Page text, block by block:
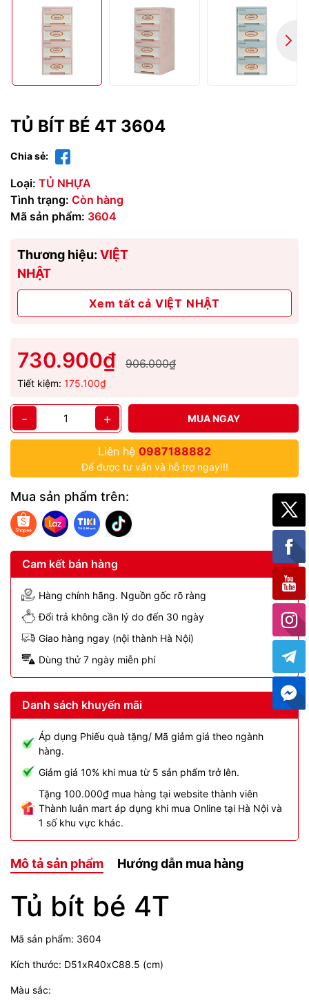
TỦ BÍT BÉ 4T 3604
Chia sẻ:
Loại: TỦ NHỰA
Tình trạng: Còn hàng
Mã sản phẩm: 3604
Thương hiệu: VIỆT
NHẬT
Xem tất cả VIỆT NHẬT
730.900₫ 906.000₫
Tiết kiệm: 175.100₫
- + MUA NGAY
Liên hệ 0987188882
Để được tư vấn và hỗ trợ ngay!!!
Mua sản phẩm trên:
Cam kết bán hàng
Hàng chính hãng. Nguồn gốc rõ ràng
Đổi trả không cần lý do đến 30 ngày
Giao hàng ngay (nội thành Hà Nội)
Dùng thử 7 ngày miễn phí
Danh sách khuyến mãi
Áp dụng Phiếu quà tặng/ Mã giảm giá theo ngành
hàng.
Giảm giá 10% khi mua từ 5 sản phẩm trở lên.
Tặng 100.000₫ mua hàng tại website thành viên
Thành luân mart áp dụng khi mua Online tại Hà Nội và
1 số khu vực khác.
Mô tả sản phẩm Hướng dẫn mua hàng
Tủ bít bé 4T
Mã sản phẩm: 3604
Kích thước: D51xR40xC88.5 (cm)
Màu sắc: